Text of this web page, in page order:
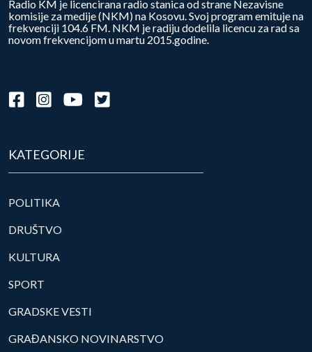
Radio KM je licencirana radio stanica od strane Nezavisne
komisije za medije (NKM) na Kosovu. Svoj program emituje na
frekvenciji 104.6 FM. NKM je radiju dodelila licencu za rad sa
novom frekvencijom u martu 2015.godine.
KATEGORIJE
POLITIKA
DRUŠTVO
KULTURA
SPORT
GRADSKE VESTI
GRAĐANSKO NOVINARSTVO